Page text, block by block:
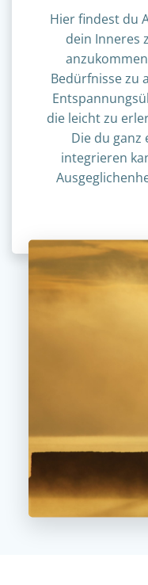
Hier findest du
dein Inneres
Bedürfnisse zu
die leicht zu
Die du ganz
integrieren